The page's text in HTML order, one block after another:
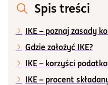
Centrum pomocy
Informacje i
O nas
Spis treści
IKE – poznaj zasady
Gdzie założyć IKE?
IKE – korzyści
IKE – procent